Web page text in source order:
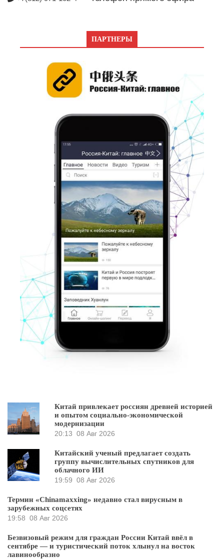
ПАРТНЕРЫ
Китай привлекает россиян древней историей
и опытом социально-экономической
модернизации
20:13 08 Авг 2026
Китайский ученый предлагает создать
группу вычислительных спутников для
облачного ИИ
19:59 08 Авг 2026
Термин «Chinamaxxing» недавно стал вирусным в
зарубежных соцсетях
19:58 08 Авг 2026
Безвизовый режим для граждан России Китай ввёл в
сентябре — и туристический поток хлынул на восток
лавинообразно